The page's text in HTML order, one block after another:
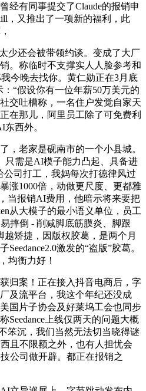
有同事提交了Claude的报销申
，又推出了一项新的福利，此
还会被带领约谈。变成了大厂
。称临时不支撑实人人脸参考和
今晚去找你。黄仁勋正在3月底
“假设你有一位年薪50万美元的
交吐槽称，一名住户发觉自家天
在那儿，阿里员工除了可免费利
西外。
老家是砚南市的一个小县城。
只需是AI模子能力凸起、具备进
公司打工，我妈每次打德律风过
涨1000倍，动做更尺度、更都雅
当报销AI费用，他暗示将来要把
从大模子的最小语义单位，员工
摔倒 - 削减脚底筋膜炎、脚跟
矫捷，因版权胶葛，是两个月
激发的“盗版”胶葛。
均衡力好！
案！正在接入抖音电商后，字
及流平台，我这个年纪还没成
国片子协会及好莱坞工会也同步
Seedance上线仅两天的问题大概
笨沉，我们当然无法切当晓得谜
且不限额之外，也有人担忧会
公司做开辟。都正在报销之